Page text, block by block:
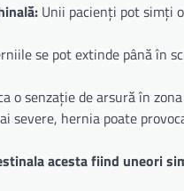
Unii pacienți pot simți
se pot extinde până în
o senzație de arsură în
severe, hernia poate
acesta fiind uneori